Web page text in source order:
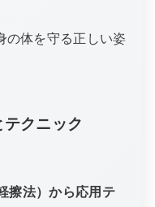
の体を守る正しい姿
クニック
擦法）から応用テ